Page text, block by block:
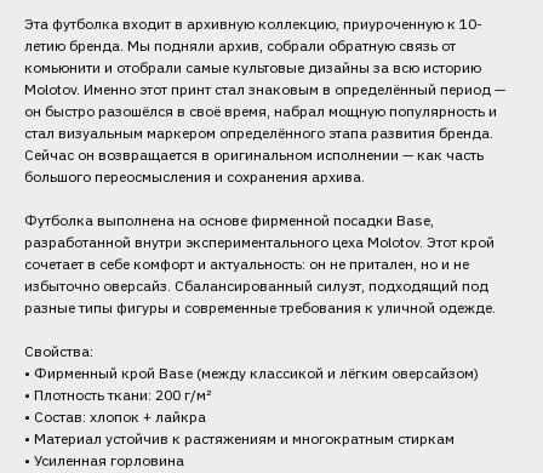
Эта футболка входит в архивную коллекцию, приуроченную к 10-
летию бренда. Мы подняли архив, собрали обратную связь от
комьюнити и отобрали самые культовые дизайны за всю историю
Molotov. Именно этот принт стал знаковым в определённый период —
он быстро разошёлся в своё время, набрал мощную популярность и
стал визуальным маркером определённого этапа развития бренда.
Сейчас он возвращается в оригинальном исполнении — как часть
большого переосмысления и сохранения архива.
Футболка выполнена на основе фирменной посадки Base,
разработанной внутри экспериментального цеха Molotov. Этот крой
сочетает в себе комфорт и актуальность: он не притален, но и не
избыточно оверсайз. Сбалансированный силуэт, подходящий под
разные типы фигуры и современные требования к уличной одежде.
Свойства:
• Фирменный крой Base (между классикой и лёгким оверсайзом)
• Плотность ткани: 200 г/м²
• Состав: хлопок + лайкра
• Материал устойчив к растяжениям и многократным стиркам
• Усиленная горловина